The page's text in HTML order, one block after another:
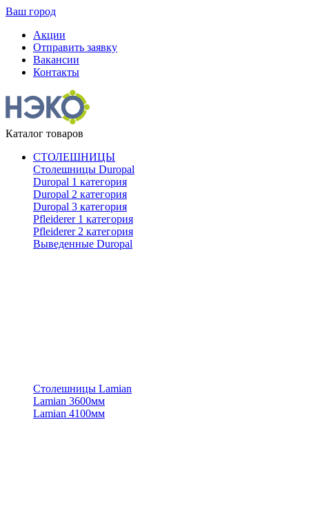
Ваш город
Акции
Отправить заявку
Вакансии
Контакты
Каталог товаров
СТОЛЕШНИЦЫ
Столешницы Duropal
Duropal 1 категория
Duropal 2 категория
Duropal 3 категория
Pfleiderer 1 категория
Pfleiderer 2 категория
Выведенные Duropal
Столешницы Lamian
Lamian 3600мм
Lamian 4100мм